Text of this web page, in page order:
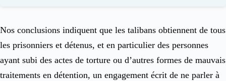
Nos conclusions indiquent que les talibans obtiennent de tous
les prisonniers et détenus, et en particulier des personnes
ayant subi des actes de torture ou d’autres formes de mauvais
traitements en détention, un engagement écrit de ne parler à